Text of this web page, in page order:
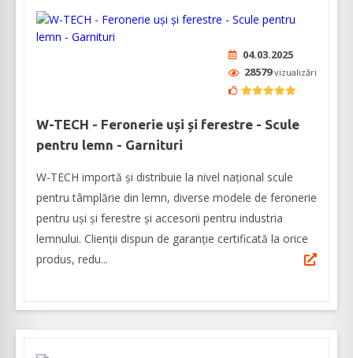
04.03.2025
28579vizualizări
W-TECH - Feronerie uși și ferestre - Scule
pentru lemn - Garnituri
W-TECH importă și distribuie la nivel național scule
pentru tâmplărie din lemn, diverse modele de feronerie
pentru uși și ferestre și accesorii pentru industria
lemnului. Clienții dispun de garanție certificată la orice
produs, redu...